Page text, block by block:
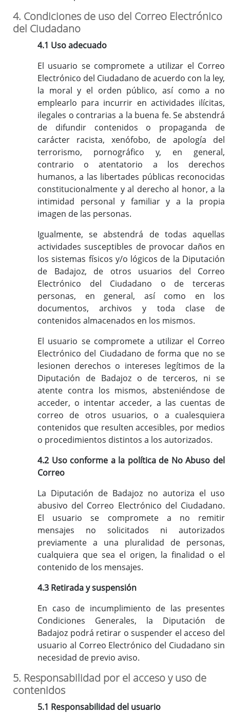
4. Condiciones de uso del Correo Electrónico
del Ciudadano
4.1 Uso adecuado
El usuario se compromete a utilizar el Correo
Electrónico del Ciudadano de acuerdo con la ley,
la moral y el orden público, así como a no
emplearlo para incurrir en actividades ilícitas,
ilegales o contrarias a la buena fe. Se abstendrá
de difundir contenidos o propaganda de
carácter racista, xenófobo, de apología del
terrorismo, pornográfico y, en general,
contrario o atentatorio a los derechos
humanos, a las libertades públicas reconocidas
constitucionalmente y al derecho al honor, a la
intimidad personal y familiar y a la propia
imagen de las personas.
Igualmente, se abstendrá de todas aquellas
actividades susceptibles de provocar daños en
los sistemas físicos y/o lógicos de la Diputación
de Badajoz, de otros usuarios del Correo
Electrónico del Ciudadano o de terceras
personas, en general, así como en los
documentos, archivos y toda clase de
contenidos almacenados en los mismos.
El usuario se compromete a utilizar el Correo
Electrónico del Ciudadano de forma que no se
lesionen derechos o intereses legítimos de la
Diputación de Badajoz o de terceros, ni se
atente contra los mismos, absteniéndose de
acceder, o intentar acceder, a las cuentas de
correo de otros usuarios, o a cualesquiera
contenidos que resulten accesibles, por medios
o procedimientos distintos a los autorizados.
4.2 Uso conforme a la política de No Abuso del
Correo
La Diputación de Badajoz no autoriza el uso
abusivo del Correo Electrónico del Ciudadano.
El usuario se compromete a no remitir
mensajes no solicitados ni autorizados
previamente a una pluralidad de personas,
cualquiera que sea el origen, la finalidad o el
contenido de los mensajes.
4.3 Retirada y suspensión
En caso de incumplimiento de las presentes
Condiciones Generales, la Diputación de
Badajoz podrá retirar o suspender el acceso del
usuario al Correo Electrónico del Ciudadano sin
necesidad de previo aviso.
5. Responsabilidad por el acceso y uso de
contenidos
5.1 Responsabilidad del usuario